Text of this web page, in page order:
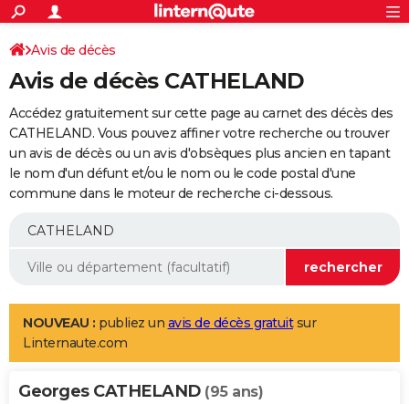
ACTUALITÉS
Politique
Société
Faits Divers
Education
Monde
Villes
+
SPORT
Coupe du monde 2026
Football
Tennis
Cyclisme
Rugby
Forum
Programme TV
TNT
Streaming
Cinéma
Sorties cinéma
Musique
+
FINANCE
Impôts
Immobilier
Risques naturels par ville
Banque
Assurance
Crédit
AUTO
Essais
Réserver un essai
Citadines
Berlines
SUV
Forum auto
+
Mobiles
Meilleur smartphone
Internet
Ordinateurs
Jeux vidéo
Guide high-tech
Aménagement intérieur
LIFESTYLE
Art de vivre
Bien-être
Loisirs
Mode
Modes de vie
Alimentation
Guide de la santé
Maladies
Médicaments
Sommeil
VOYAGE
Avis de décès
Avis de décès CATHELAND
Accédez gratuitement sur cette page au carnet des décès des
CATHELAND. Vous pouvez affiner votre recherche ou trouver
un avis de décès ou un avis d'obsèques plus ancien en tapant
le nom d'un défunt et/ou le nom ou le code postal d'une
commune dans le moteur de recherche ci-dessous.
NOUVEAU : publiez un avis de décès gratuitsur
Linternaute.com
Georges CATHELAND (95 ans)